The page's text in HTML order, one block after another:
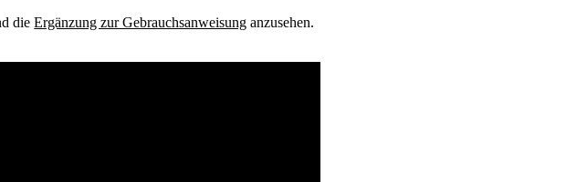
dieErgänzung zur Gebrauchsanweisung anzusehen.